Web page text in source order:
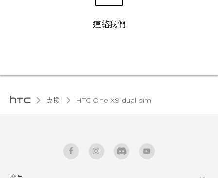
連絡我們
支援 HTC One X9 dual sim‎